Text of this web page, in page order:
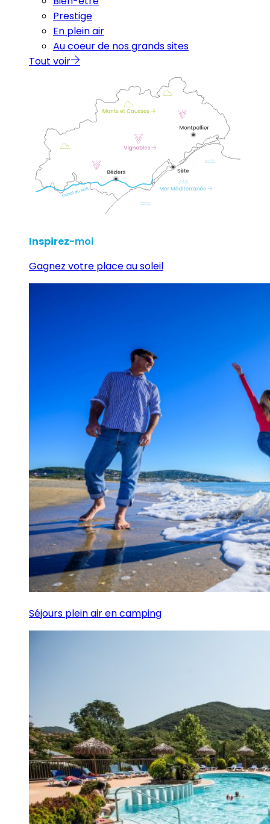
Prestige
En plein air
Au coeur de nos grands sites
Tout voir
Inspirez-moi
Gagnez votre place au soleil
Séjours plein air en camping